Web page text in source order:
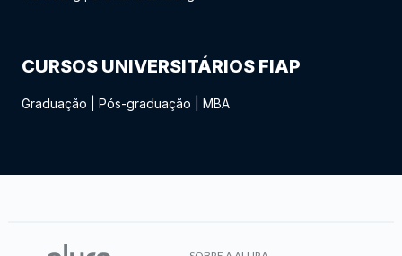
CURSOS UNIVERSITÁRIOS FIAP
Graduação Pós-graduação MBA